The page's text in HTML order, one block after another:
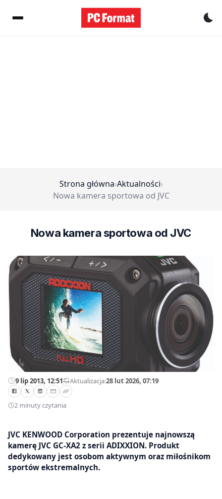
Strona główna›Aktualności›
Nowa kamera sportowa od JVC
Nowa kamera sportowa od JVC
9 lip 2013, 12:51—Aktualizacja:28 lut 2026, 07:19
2 minuty czytania
JVC KENWOOD Corporation prezentuje najnowszą
kamerę JVC GC-XA2 z serii ADIXXION. Produkt
dedykowany jest osobom aktywnym oraz miłośnikom
sportów ekstremalnych.